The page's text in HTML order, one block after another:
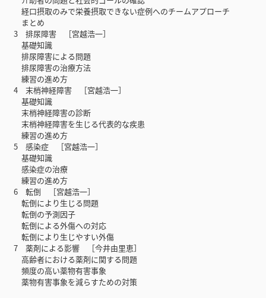
経口摂取のみで栄養摂取できない症例へのチームアプローチ
まとめ
3 排尿障害 ［宮越浩一］
基礎知識
排尿障害による問題
排尿障害の治療方法
練習の進め方
4 末梢神経障害 ［宮越浩一］
基礎知識
末梢神経障害の診断
末梢神経障害を生じる代表的な疾患
練習の進め方
5 感染症 ［宮越浩一］
基礎知識
感染症の治療
練習の進め方
6 転倒 ［宮越浩一］
転倒により生じる問題
転倒の予測因子
転倒による外傷への対応
転倒により生じやすい外傷
7 薬剤による影響 ［今井由里恵］
高齢者における薬剤に関する問題
頻度の高い薬物有害事象
薬物有害事象を減らすための対策